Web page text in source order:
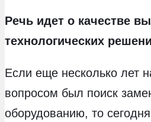
Речь идет о качестве
технологических
Если еще несколько лет
вопросом был поиск
оборудованию, то